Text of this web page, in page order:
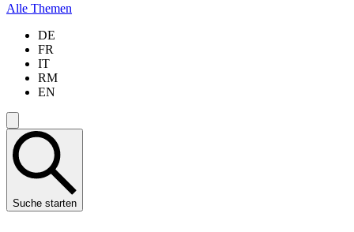
Alle Themen
DE
FR
IT
RM
EN
Suche starten